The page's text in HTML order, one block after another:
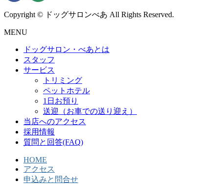
Copyright © ドッグサロンべあ All Rights Reserved.
MENU
ドッグサロン・べあとは
スタッフ
サービス
トリミング
ペットホテル
1日お預り
送迎（お車での送り迎え）
当店へのアクセス
採用情報
質問と回答(FAQ)
HOME
アクセス
申込みと問合せ